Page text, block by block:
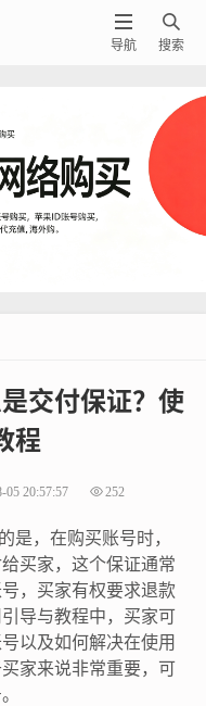

搜索

导航
交付保证？使
程
05 20:57:57 252
是，在购买账号时，
买家，这个保证通常
，买家有权要求退款
导与教程中，买家可
以及如何解决在使用
家来说非常重要，可